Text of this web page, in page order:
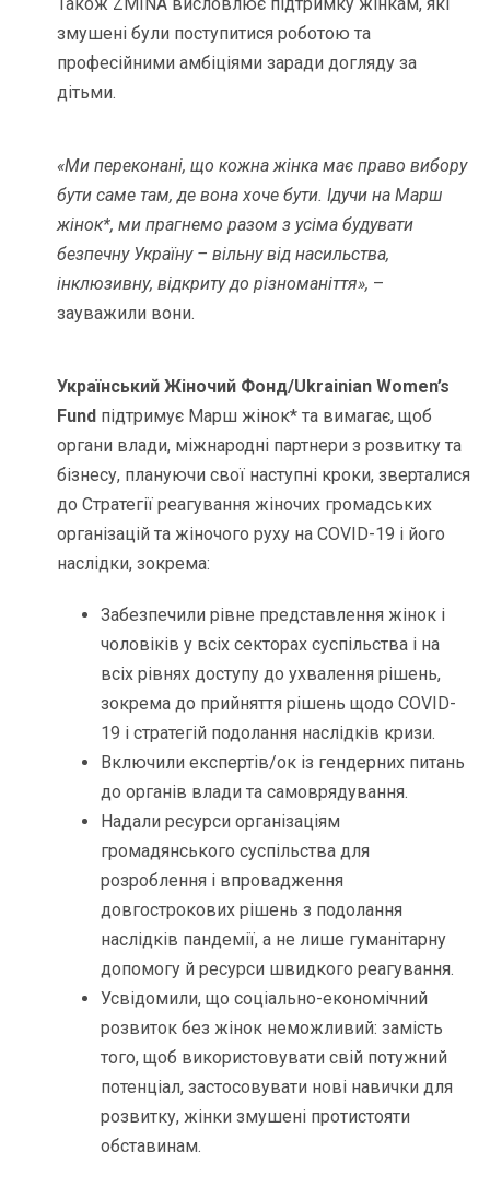
змушені були поступитися роботою та
професійними амбіціями заради догляду за
дітьми.
«Ми переконані, що кожна жінка має право вибору
бути саме там, де вона хоче бути. Ідучи на Марш
жінок*, ми прагнемо разом з усіма будувати
безпечну Україну – вільну від насильства,
інклюзивну, відкриту до різноманіття», –
зауважили вони.
Український Жіночий Фонд/Ukrainian Women’s
Fund підтримує Марш жінок* та вимагає, щоб
органи влади, міжнародні партнери з розвитку та
бізнесу, плануючи свої наступні кроки, зверталися
до Стратегії реагування жіночих громадських
організацій та жіночого руху на COVID-19 і його
наслідки, зокрема:
Забезпечили рівне представлення жінок і
чоловіків у всіх секторах суспільства і на
всіх рівнях доступу до ухвалення рішень,
зокрема до прийняття рішень щодо COVID-
19 і стратегій подолання наслідків кризи.
Включили експертів/ок із гендерних питань
до органів влади та самоврядування.
Надали ресурси організаціям
громадянського суспільства для
розроблення і впровадження
довгострокових рішень з подолання
наслідків пандемії, а не лише гуманітарну
допомогу й ресурси швидкого реагування.
Усвідомили, що соціально-економічний
розвиток без жінок неможливий: замість
того, щоб використовувати свій потужний
потенціал, застосовувати нові навички для
розвитку, жінки змушені протистояти
обставинам.